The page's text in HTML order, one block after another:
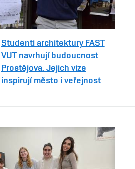
Studenti architektury FAST
VUT navrhují budoucnost
Prostějova. Jejich vize
inspirují město i veřejnost